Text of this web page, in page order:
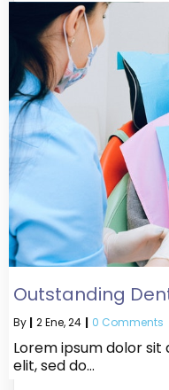
Outstanding
By | 2Ene, 24 | 0 Comments
Lorem ipsum dolor
elit, sed do…